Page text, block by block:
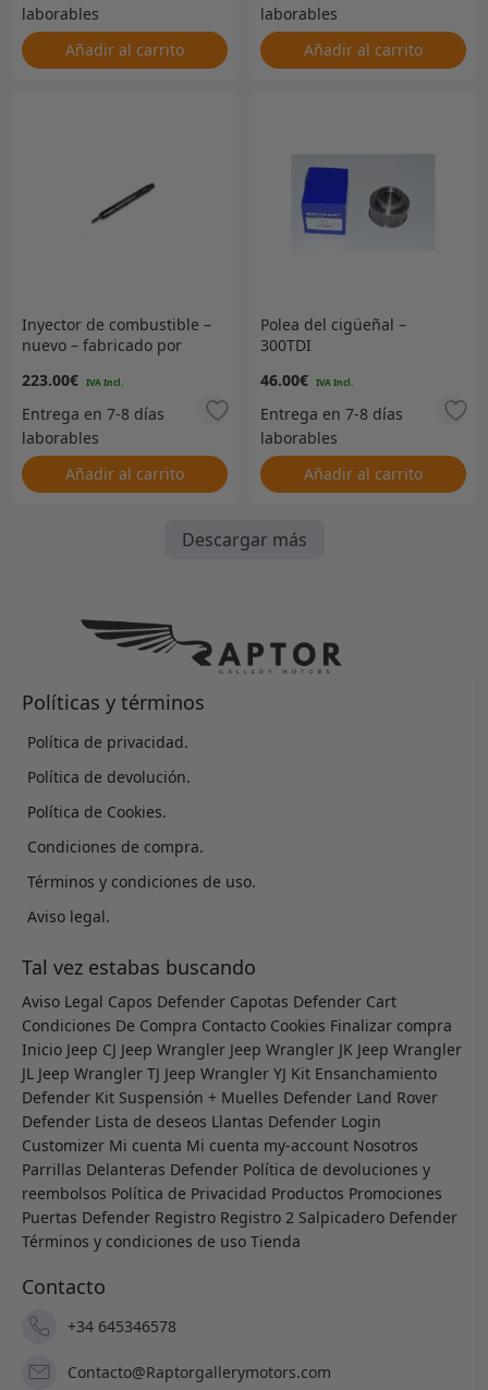
Añadir al carrito Añadir al carrito
Inyector de combustible –
nuevo – fabricado por
223.00€
Añadir al carrito
Polea del cigüeñal –
300TDI
46.00€
Añadir al carrito
Descargar más
Políticas y términos
Política de privacidad.
Política de devolución.
Política de Cookies.
Condiciones de compra.
Términos y condiciones de uso.
Aviso legal.
Tal vez estabas buscando
Aviso Legal Capos Defender Capotas Defender Cart
Condiciones De Compra Contacto Cookies Finalizar compra
Inicio Jeep CJ Jeep Wrangler Jeep Wrangler JK Jeep Wrangler
JL Jeep Wrangler TJ Jeep Wrangler YJ Kit Ensanchamiento
Defender Kit Suspensión + Muelles Defender Land Rover
Defender Lista de deseos Llantas Defender Login
Customizer Mi cuenta Mi cuenta my-account Nosotros
Parrillas Delanteras Defender Política de devoluciones y
reembolsos Política de Privacidad Productos Promociones
Puertas Defender Registro Registro 2 Salpicadero Defender
Términos y condiciones de uso Tienda
Contacto
+34 645346578
Contacto@Raptorgallerymotors.com